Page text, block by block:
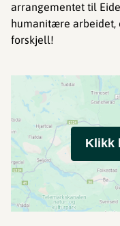
arrangementet til
humanitære arbeidet,
forskjell!
Klikk